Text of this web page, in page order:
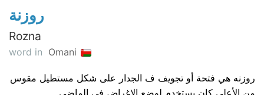
روزنة
Rozna
word in Omani
روزنه هي فتحة أو تجويف ف الجدار على شكل مستطيل مقوس
من الأعلى كان يستخدم لوضع الاغراض في الماضي